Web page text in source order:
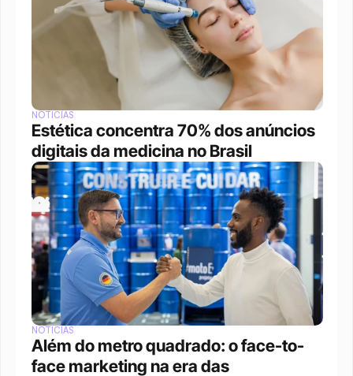
NOTÍCIAS
Estética concentra 70% dos anúncios
digitais da medicina no Brasil
NOTÍCIAS
Além do metro quadrado: o face-to-
face marketing na era das